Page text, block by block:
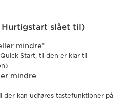
slået til)
mindre*
Start, til den er klar til
mindre
der kan udføres tastefunktioner på